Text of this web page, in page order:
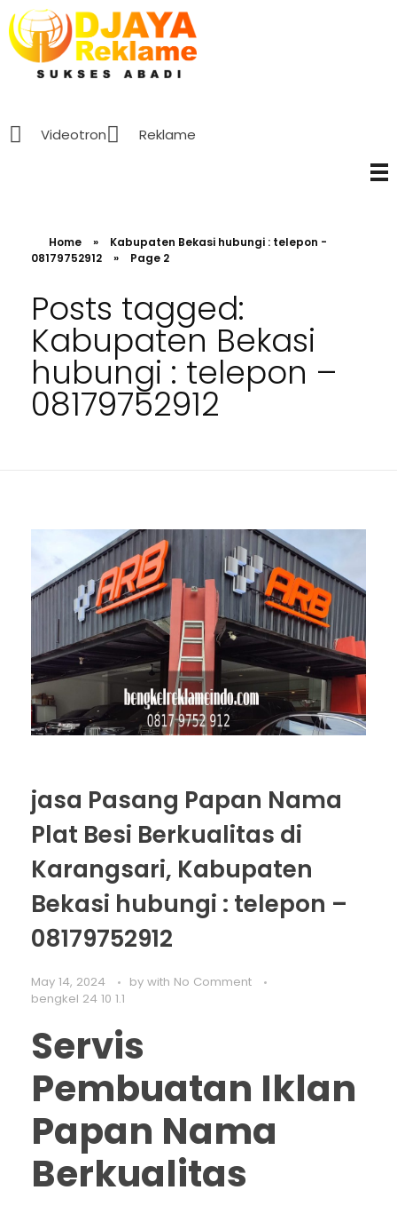
Videotron Reklame
Home »
Kabupaten Bekasi hubungi : telepon -
08179752912
» Page 2
Posts tagged:
Kabupaten Bekasi
hubungi : telepon –
08179752912
jasa Pasang Papan Nama
Plat Besi Berkualitas di
Karangsari, Kabupaten
Bekasi hubungi : telepon –
08179752912
May 14, 2024 by with No Comment
bengkel 24 10 1.1
Servis
Pembuatan Iklan
Papan Nama
Berkualitas